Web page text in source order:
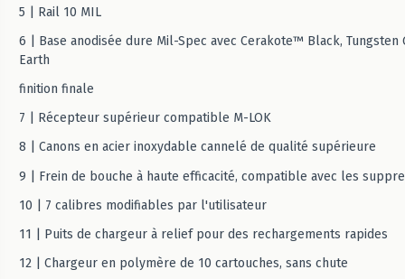
5 | Rail 10 MIL
6 | Base anodisée dure Mil-Spec avec Cerakote™ Black, Tungsten
Earth
finition finale
7 | Récepteur supérieur compatible M-LOK
8 | Canons en acier inoxydable cannelé de qualité supérieure
9 | Frein de bouche à haute efficacité, compatible avec les
10 | 7 calibres modifiables par l'utilisateur
11 | Puits de chargeur à relief pour des rechargements rapides
12 | Chargeur en polymère de 10 cartouches, sans chute